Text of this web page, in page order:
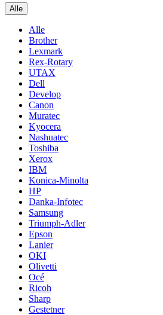
Alle
Alle
Brother
Lexmark
Rex-Rotary
UTAX
Dell
Develop
Canon
Muratec
Kyocera
Nashuatec
Toshiba
Xerox
IBM
Konica-Minolta
HP
Danka-Infotec
Samsung
Triumph-Adler
Epson
Lanier
OKI
Olivetti
Océ
Ricoh
Sharp
Gestetner